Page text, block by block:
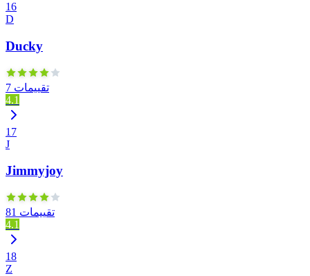
16
D
Ducky
7 تقييمات
4.1
17
J
Jimmyjoy
81 تقييمات
4.1
18
Z